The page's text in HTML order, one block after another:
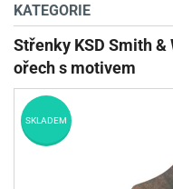
OPTIKA
STŘELIVO
PŘÍSLUŠENSTVÍ
DETEKTORY KOVŮ
KATEGORIE
Střenky KSD Smith
ořech s motivem
SKLADEM